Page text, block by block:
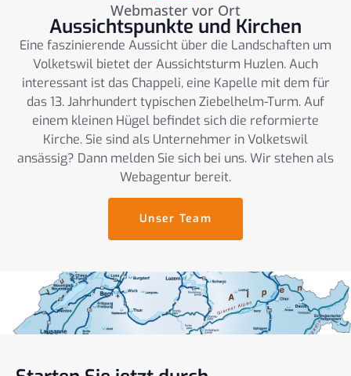
Webmaster vor Ort
Aussichtspunkte und Kirchen
Eine faszinierende Aussicht über die Landschaften um
Volketswil bietet der Aussichtsturm Huzlen. Auch
interessant ist das Chappeli, eine Kapelle mit dem für
das 13. Jahrhundert typischen Ziebelhelm-Turm. Auf
einem kleinen Hügel befindet sich die reformierte
Kirche. Sie sind als Unternehmer in Volketswil
ansässig? Dann melden Sie sich bei uns. Wir stehen als
Webagentur bereit.
Unser Team